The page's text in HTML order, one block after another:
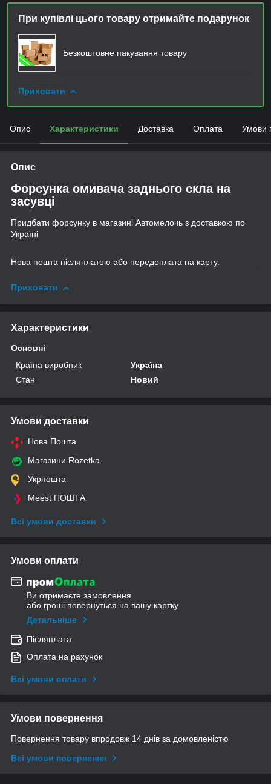
При купівлі цього товару отримайте подарунок
Безкоштовне пакування товару
Приховати
Опис Характеристики Доставка Оплата Умови
Опис
Форсунка омивача заднього скла на
засувці
Придбати форсунку в магазині Автомелочь з доставкою по
Україні
Нова пошта післяплатою або передоплата на карту.
Приховати
Характеристики
Основні
Країна виробник
Україна
Стан
Новий
Умови доставки
Нова Пошта
Магазини Rozetka
Укрпошта
Meest ПОШТА
Всі умови доставки
Умови оплати
Ви отримаєте замовлення
або гроші повернуться на вашу картку
Детальніше
Післяплата
Оплата на рахунок
Всі умови оплати
Умови повернення
Повернення товару впродовж 14 днів за домовленістю
Всі умови повернення